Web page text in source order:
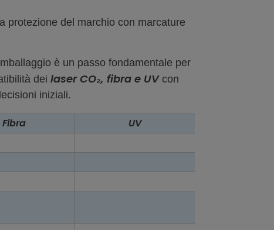
protezione del marchio con marcature
è un passo fondamentale per
dei laser CO₂, fibra e UVcon
iniziali.
Fibra
UV